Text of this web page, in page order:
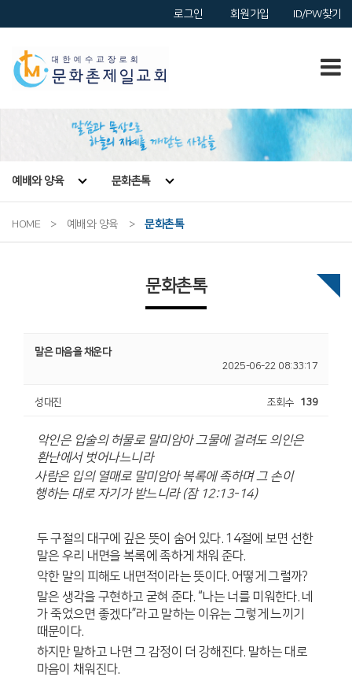
로그인 회원가입 ID/PW찾기
예배와 양육 문화촌톡
HOME > 예배와 양육 > 문화촌톡
문화촌톡
말은 마음을 채운다
2025-06-22 08:33:17
성대진 조회수 139
악인은 입술의 허물로 말미암아 그물에 걸려도 의인은
환난에서 벗어나느니라
사람은 입의 열매로 말미암아 복록에 족하며그 손이
행하는 대로 자기가 받느니라 (잠 12:13-14)
두 구절의 대구에 깊은 뜻이 숨어 있다. 14절에 보면 선한
말은 우리 내면을 복록에 족하게 채워 준다.
악한 말의 피해도 내면적이라는 뜻이다. 어떻게 그럴까?
말은 생각을 구현하고 굳혀 준다. “나는 너를 미워한다. 네
가 죽었으면 좋겠다”라고 말하는 이유는 그렇게 느끼기
때문이다.
하지만 말하고 나면 그 감정이 더 강해진다. 말하는 대로
마음이 채워진다.